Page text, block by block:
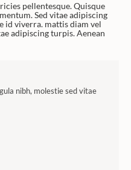
pellentesque. Quisque
Sed vitae adipiscing
id viverra. mattis diam vel
adipiscing turpis. Aenean
nibh, molestie sed vitae